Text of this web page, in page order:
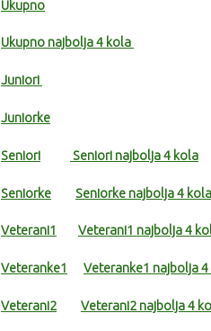
Ukupno
Ukupno najbolja 4 kola
Juniori
Juniorke
Seniori Seniori najbolja 4 kola
Seniorke Seniorke najbolja 4 kola
Veterani1 Veterani1 najbolja 4
Veteranke1 Veteranke1 najbolja
Veterani2 Veterani2 najbolja 4